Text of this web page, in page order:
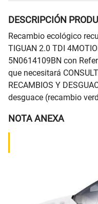
DESCRIPCIÓN
Recambio ecológico
TIGUAN 2.0 TDI
5N0614109BN con
que necesitará
RECAMBIOS Y
desguace (recambio
NOTA ANEXA